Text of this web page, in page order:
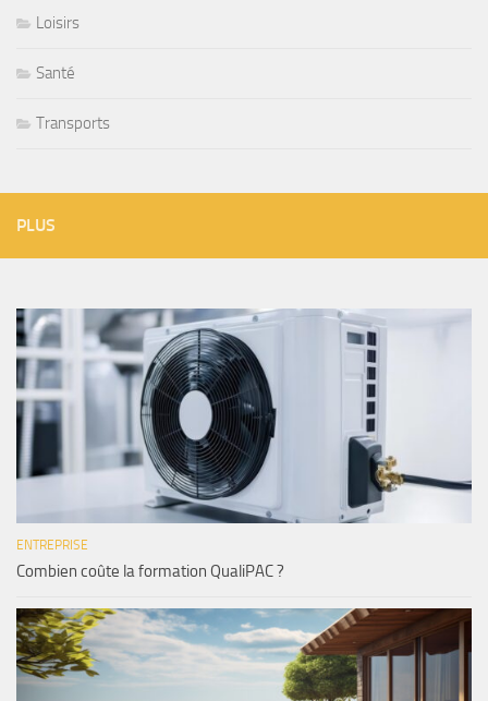
Loisirs
Santé
Transports
PLUS
ENTREPRISE
Combien coûte la formation QualiPAC ?